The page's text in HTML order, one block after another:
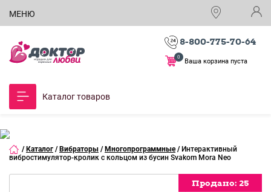
МЕНЮ
8-800-775-70-64
Ваша корзина пуста
0
Каталог товаров
/ Каталог / Вибраторы / Многопрограммные / Интерактивный
вибростимулятор-кролик с кольцом из бусин Svakom Mora Neo
Продано: 25
Продано: 25
Продано: 25
Продано: 25
Продано: 25
Продано: 25
Продано: 25
Продано: 25
Продано: 25